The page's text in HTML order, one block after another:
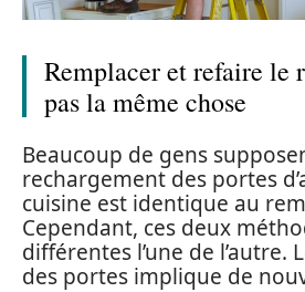
Remplacer et refaire le
pas la même chose
Beaucoup de gens
rechargement des portes
cuisine est identique au
Cependant, ces deux
différentes l’une de l’autre.
des portes implique de